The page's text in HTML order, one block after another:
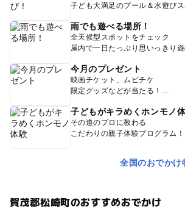
子ども大満足のプール＆水遊びス
雨でも遊べる場所！
全天候型スポットをチェック
屋内で一日たっぷり思いっきり
今月のプレゼント
映画チケット、ムビチケ
限定グッズなどが当たる！
子どもがキラめくホンモノ
その道のプロに教わる
こだわりの親子体験プログラム！
全国のおでかけ
賀茂郡松崎町のおすすめおでかけ